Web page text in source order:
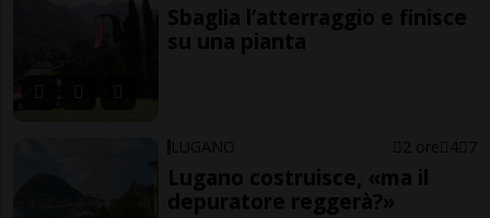
Sbaglia l’atterraggio e finisce
su una pianta
LUGANO 2 ore 4 7
Lugano costruisce, «ma il
depuratore reggerà?»